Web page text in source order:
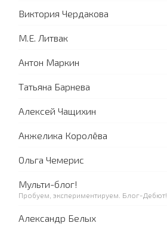
Виктория Чердакова
М.Е. Литвак
Антон Маркин
Татьяна Барнева
Алексей Чащихин
Анжелика Королёва
Ольга Чемерис
Мульти-блог!
Пробуем, экспериментируем. Блог-Дебют!
Александр Белых